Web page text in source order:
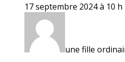
17 septembre 2024 à 10 h
une fille